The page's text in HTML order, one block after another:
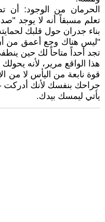
​الحرمان من الوجود: أن
تعلم مسبقاً أنه لا يوجد
بناء جدران حول قلبك
​"ليس هناك وجع أعمق من أن
تجد أحداً متاحاً لك حين
​هذا الواقع مرير، لأنه
قوة نابعة من اليأس لا من
جراحك بنفسك لأنك أدركت
يأتي ليمسك بيدك.